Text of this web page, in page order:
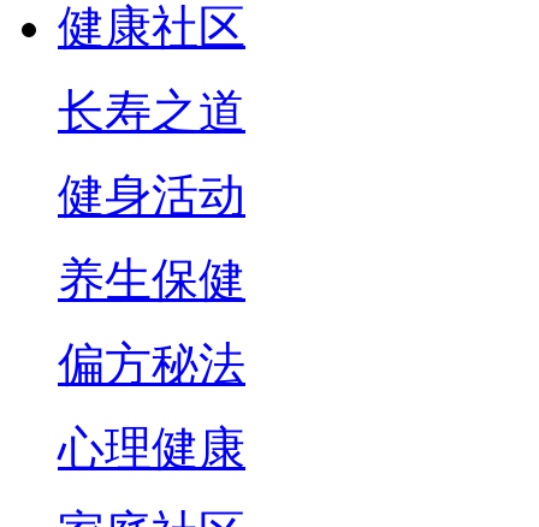
健康社区
长寿之道
健身活动
养生保健
偏方秘法
心理健康